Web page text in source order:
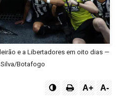
e a Libertadores em oito dias —
Botafogo
A+ A-